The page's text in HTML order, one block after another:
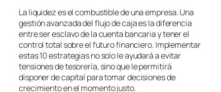
La liquidez es el combustible de una empresa. Una
gestión avanzada del flujo de caja es la diferencia
entre ser esclavo de la cuenta bancaria y tener el
control total sobre el futuro financiero. Implementar
estas 10 estrategias no solo le ayudará a evitar
tensiones de tesorería, sino que le permitirá
disponer de capital para tomar decisiones de
crecimiento en el momento justo.